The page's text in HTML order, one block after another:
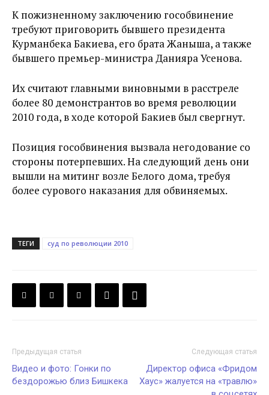
К пожизненному заключению гособвинение
требуют приговорить бывшего президента
Курманбека Бакиева, его брата Жаныша, а также
бывшего премьер-министра Данияра Усенова.
Их считают главными виновными в расстреле
более 80 демонстрантов во время революции
2010 года, в ходе которой Бакиев был свергнут.
Позиция гособвинения вызвала негодование со
стороны потерпевших. На следующий день они
вышли на митинг возле Белого дома, требуя
более сурового наказания для обвиняемых.
ТЕГИ суд по революции 2010
Предыдущая статья
Видео и фото: Гонки по
бездорожью близ Бишкека
Следующая статья
Директор офиса «Фридом
Хаус» жалуется на «травлю»